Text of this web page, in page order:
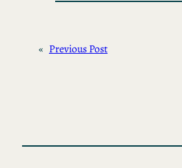
« Previous Post